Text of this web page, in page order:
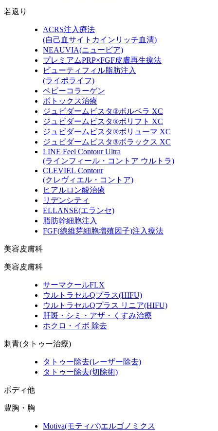
若返り
ACRS注入療法
(自己血サイトカインリッチ血清)
NEAUVIA(ニュービア)
プレミアムPRP×FGF皮膚再生療法
ビューティフィル脂肪注入
(ライポライフ)
ベビーコラーゲン
ボトックス治療
ジュビダームビスタ®ボルベラ XC
ジュビダームビスタ®ボリフト XC
ジュビダームビスタ®ボリューマ XC
ジュビダームビスタ®ボラックス XC
LINE Feel Contour Ultra
(ラインフィール・コントア ウルトラ)
CLEVIEL Contour
(クレヴィエル・コントア)
ヒアルロン酸治療
リデンシティ
ELLANSE(エランセ)
脂肪幹細胞注入
FGF(線維芽細胞増殖因子)注入療法
美容皮膚科
美容皮膚科
サーマクールFLX
ウルトラセルQプラス(HIFU)
ウルトラセルQプラス リニア(HIFU)
肝斑・シミ・アザ・くすみ治療
ホクロ・イボ 除去
刺青(タトゥー治療)
タトゥー除去(レーザー除去)
タトゥー除去(切除術)
ボディ他
豊胸・胸
Motiva(モティバ)エルゴノミクス